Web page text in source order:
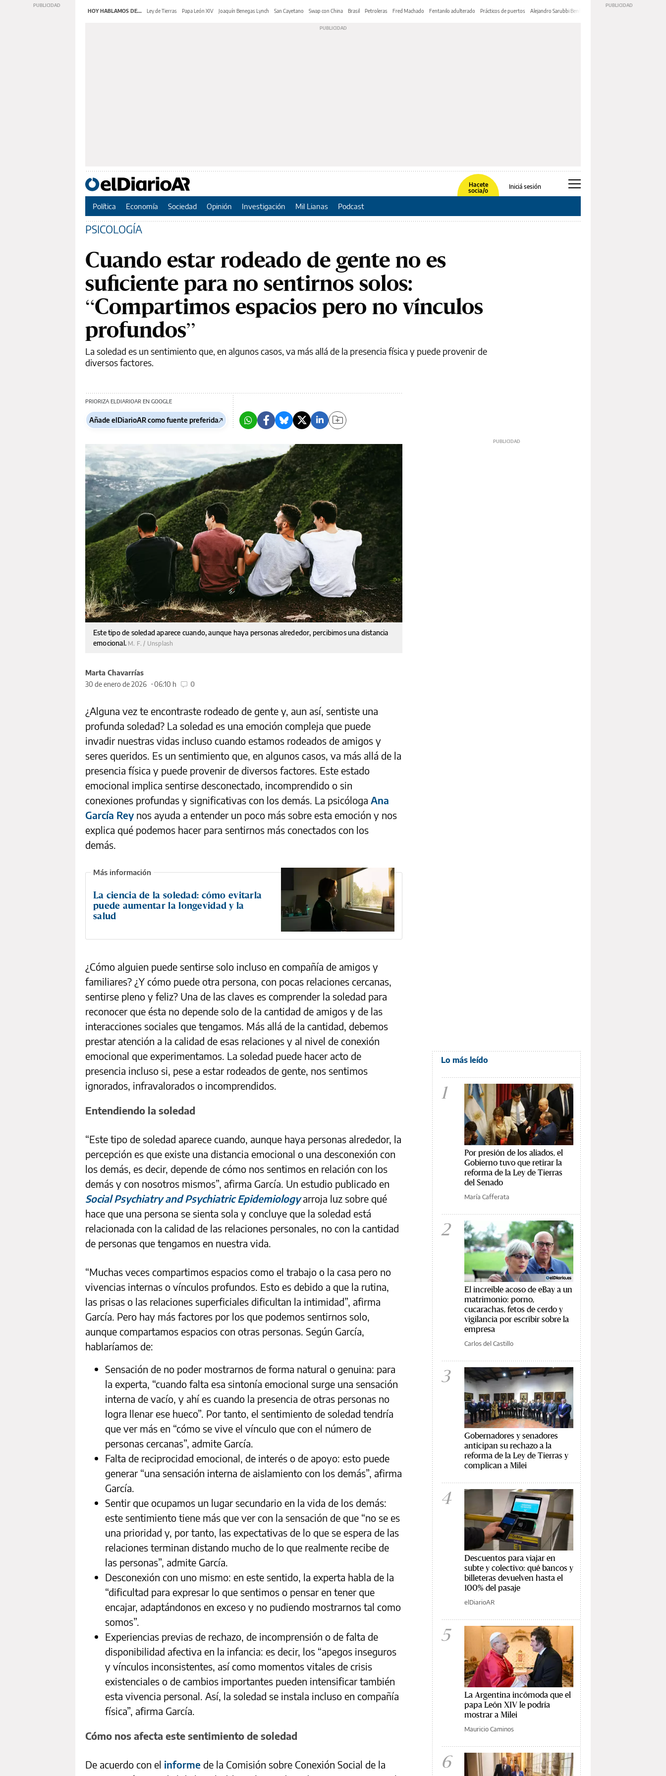
HOY HABLAMOS DE... Ley de Tierras Papa León XIV Joaquín Benegas Lynch San Cayetano Swap con China Brasil Petroleras Fred Machado Fentanilo adulterado Prácticos de puertos Alejandro Sarubbi Benítez
Hacete
socia/o
Iniciá sesión
Política Economía Sociedad Opinión Investigación Mil Lianas Podcast
PSICOLOGÍA
Cuando estar rodeado de gente no es
suficiente para no sentirnos solos:
“Compartimos espacios pero no vínculos
profundos”
La soledad es un sentimiento que, en algunos casos, va más allá de la presencia física y puede provenir de
diversos factores.
PRIORIZA ELDIARIOAR EN GOOGLE
Añade elDiarioAR como fuente preferida
Este tipo de soledad aparece cuando, aunque haya personas alrededor, percibimos una distancia
emocional. M. F. / Unsplash
Marta Chavarrías
30 de enero de 2026
06:10 h 0
¿Alguna vez te encontraste rodeado de gente y, aun así, sentiste una
profunda soledad? La soledad es una emoción compleja que puede
invadir nuestras vidas incluso cuando estamos rodeados de amigos y
seres queridos. Es un sentimiento que, en algunos casos, va más allá de la
presencia física y puede provenir de diversos factores. Este estado
emocional implica sentirse desconectado, incomprendido o sin
conexiones profundas y significativas con los demás. La psicóloga Ana
García Rey nos ayuda a entender un poco más sobre esta emoción y nos
explica qué podemos hacer para sentirnos más conectados con los
demás.
La ciencia de la soledad: cómo evitarla
puede aumentar la longevidad y la
salud
¿Cómo alguien puede sentirse solo incluso en compañía de amigos y
familiares? ¿Y cómo puede otra persona, con pocas relaciones cercanas,
sentirse pleno y feliz? Una de las claves es comprender la soledad para
reconocer que ésta no depende solo de la cantidad de amigos y de las
interacciones sociales que tengamos. Más allá de la cantidad, debemos
prestar atención a la calidad de esas relaciones y al nivel de conexión
emocional que experimentamos. La soledad puede hacer acto de
presencia incluso si, pese a estar rodeados de gente, nos sentimos
ignorados, infravalorados o incomprendidos.
Entendiendo la soledad
“Este tipo de soledad aparece cuando, aunque haya personas alrededor, la
percepción es que existe una distancia emocional o una desconexión con
los demás, es decir, depende de cómo nos sentimos en relación con los
demás y con nosotros mismos”, afirma García. Un estudio publicado en
Social Psychiatry and Psychiatric Epidemiology arroja luz sobre qué
hace que una persona se sienta sola y concluye que la soledad está
relacionada con la calidad de las relaciones personales, no con la cantidad
de personas que tengamos en nuestra vida.
“Muchas veces compartimos espacios como el trabajo o la casa pero no
vivencias internas o vínculos profundos. Esto es debido a que la rutina,
las prisas o las relaciones superficiales dificultan la intimidad”, afirma
García. Pero hay más factores por los que podemos sentirnos solo,
aunque compartamos espacios con otras personas. Según García,
hablaríamos de:
Sensación de no poder mostrarnos de forma natural o genuina: para
la experta, “cuando falta esa sintonía emocional surge una sensación
interna de vacío, y ahí es cuando la presencia de otras personas no
logra llenar ese hueco”. Por tanto, el sentimiento de soledad tendría
que ver más en “cómo se vive el vínculo que con el número de
personas cercanas”, admite García.
Falta de reciprocidad emocional, de interés o de apoyo: esto puede
generar “una sensación interna de aislamiento con los demás”, afirma
García.
Sentir que ocupamos un lugar secundario en la vida de los demás:
este sentimiento tiene más que ver con la sensación de que “no se es
una prioridad y, por tanto, las expectativas de lo que se espera de las
relaciones terminan distando mucho de lo que realmente recibe de
las personas”, admite García.
Desconexión con uno mismo: en este sentido, la experta habla de la
“dificultad para expresar lo que sentimos o pensar en tener que
encajar, adaptándonos en exceso y no pudiendo mostrarnos tal como
somos”.
Experiencias previas de rechazo, de incomprensión o de falta de
disponibilidad afectiva en la infancia: es decir, los “apegos inseguros
y vínculos inconsistentes, así como momentos vitales de crisis
existenciales o de cambios importantes pueden intensificar también
esta vivencia personal. Así, la soledad se instala incluso en compañía
física”, afirma García.
Cómo nos afecta este sentimiento de soledad
De acuerdo con el informe de la Comisión sobre Conexión Social de la
Lo más leído
1
Por presión de los aliados, el
Gobierno tuvo que retirar la
reforma de la Ley de Tierras
del Senado
María Cafferata
2
El increíble acoso de eBay a un
matrimonio: porno,
cucarachas, fetos de cerdo y
vigilancia por escribir sobre la
empresa
Carlos del Castillo
3
Gobernadores y senadores
anticipan su rechazo a la
reforma de la Ley de Tierras y
complican a Milei
4
Descuentos para viajar en
subte y colectivo: qué bancos y
billeteras devuelven hasta el
100% del pasaje
elDiarioAR
5
La Argentina incómoda que el
papa León XIV le podría
mostrar a Milei
Mauricio Caminos
6